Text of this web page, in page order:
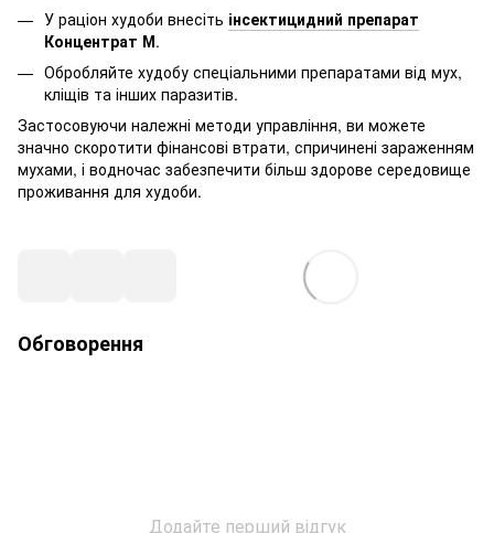
У раціон худоби внесіть інсектицидний препарат
Концентрат М.
Обробляйте худобу спеціальними препаратами від мух,
кліщів та інших паразитів.
Застосовуючи належні методи управління, ви можете
значно скоротити фінансові втрати, спричинені зараженням
мухами, і водночас забезпечити більш здорове середовище
проживання для худоби.
Обговорення
Додайте перший відгук